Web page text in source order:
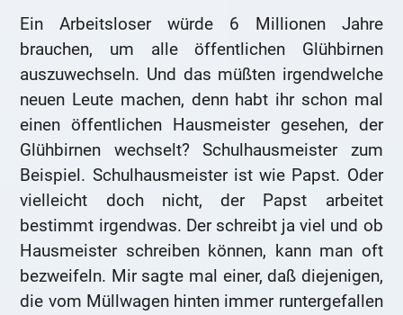
Ein Arbeitsloser würde 6 Millionen Jahre
brauchen, um alle öffentlichen Glühbirnen
auszuwechseln. Und das müßten irgendwelche
neuen Leute machen, denn habt ihr schon mal
einen öffentlichen Hausmeister gesehen, der
Glühbirnen wechselt? Schulhausmeister zum
Beispiel. Schulhausmeister ist wie Papst. Oder
vielleicht doch nicht, der Papst arbeitet
bestimmt irgendwas. Der schreibt ja viel und ob
Hausmeister schreiben können, kann man oft
bezweifeln. Mir sagte mal einer, daß diejenigen,
die vom Müllwagen hinten immer runtergefallen